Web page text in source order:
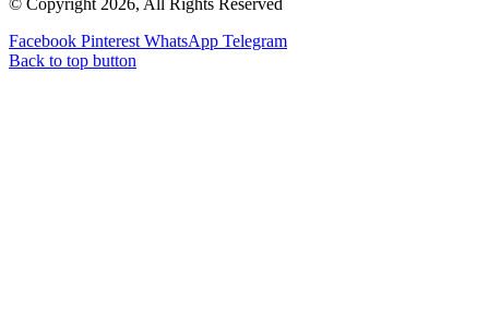
© Copyright 2026, All Rights Reserved
Facebook Pinterest WhatsApp Telegram
Back to top button